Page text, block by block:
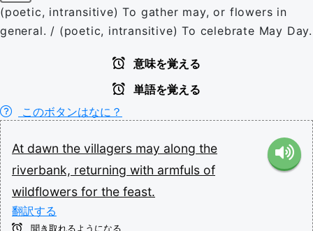
(poetic, intransitive) To gather may, or flowers in
general. / (poetic, intransitive) To celebrate May Day.
意味を覚える
単語を覚える
このボタンはなに？
At dawn the villagers may along the
riverbank, returning with armfuls of
wildflowers for the feast.
翻訳する
聞き取れるようになる